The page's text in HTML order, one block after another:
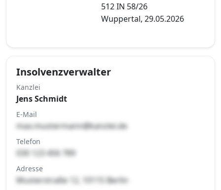
512 IN 58/26
Wuppertal, 29.05.2026
Insolvenzverwalter
Kanzlei
Jens Schmidt
E-Mail
max.mustermann@kanzlei.de
Telefon
030 123 456 789
Adresse
Musterstraße 12, 10115 Berlin